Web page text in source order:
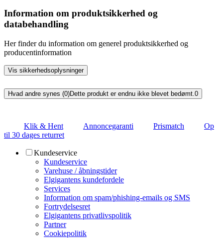
Information om produktsikkerhed og
databehandling
Her finder du information om generel produktsikkerhed og
producentinformation
Vis sikkerhedsoplysninger
Hvad andre synes (0)Dette produkt er endnu ikke blevet bedømt. 0
Klik & Hent Annoncegaranti Prismatch
Op
til 30 dages returret
Kundeservice
Kundeservice
Varehuse / åbningstider
Elgigantens kundefordele
Services
Information om spam/phishing-emails og SMS
Fortrydelsesret
Elgigantens privatlivspolitik
Partner
Cookiepolitik